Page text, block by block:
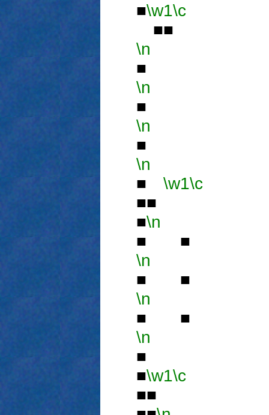
■\w1\c
■■
\n
■
\n
■
\n
■
\n
■ \w1\c
■■
■\n
■ ■
\n
■ ■
\n
■ ■
\n
■
■\w1\c
■■